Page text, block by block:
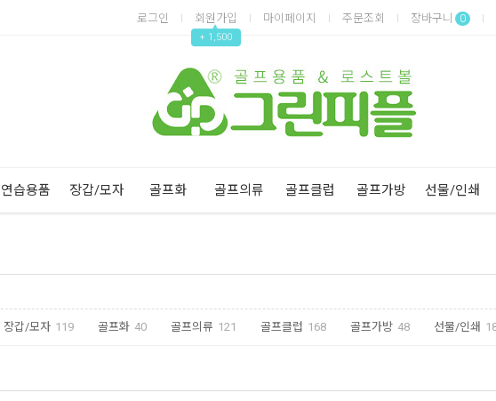
로그인 회원가입
▲
+ 1,500
마이페이지 주문조회 장바구니 0
Previous
Next
연습용품 장갑/모자 골프화 골프의류 골프클럽 골프가방 선물/인쇄
장갑/모자 119 골프화 40 골프의류 121 골프클럽 168 골프가방 48 선물/인쇄